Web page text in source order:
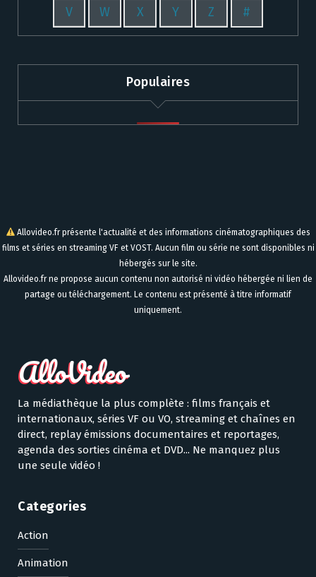
V W X Y Z #
Populaires
Allovideo.fr présente l'actualité et des informations cinématographiques des
films et séries en streaming VF et VOST. Aucun film ou série ne sont disponibles ni
hébergés sur le site.
Allovideo.fr ne propose aucun contenu non autorisé ni vidéo hébergée ni lien de
partage ou téléchargement. Le contenu est présenté à titre informatif
uniquement.
La médiathèque la plus complète : films français et
internationaux, séries VF ou VO, streaming et chaînes en
direct, replay émissions documentaires et reportages,
agenda des sorties cinéma et DVD... Ne manquez plus
une seule vidéo !
Categories
Action
Animation